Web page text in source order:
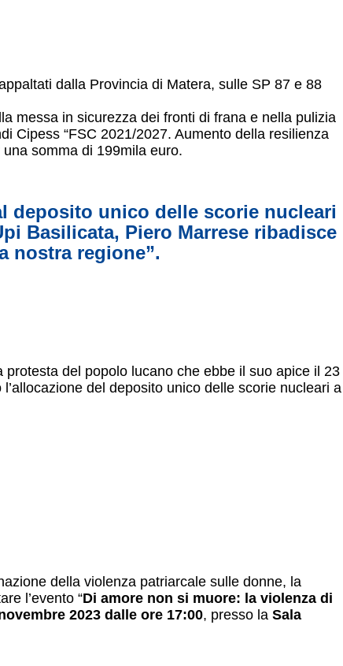
dalla Provincia di Matera, sulle SP 87 e 88
messa in sicurezza dei fronti di frana e nella pulizia
Cipess “FSC 2021/2027. Aumento della resilienza
somma di 199mila euro.
deposito unico delle scorie nucleari
Basilicata, Piero Marrese ribadisce
nostra regione”.
del popolo lucano che ebbe il suo apice il 23
del deposito unico delle scorie nucleari a
della violenza patriarcale sulle donne, la
l’evento “Di amore non si muore: la violenza di
2023 dalle ore 17:00, presso la Sala